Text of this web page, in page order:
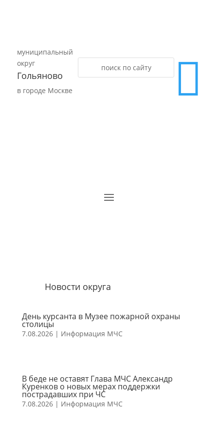
муниципальный
округ
Гольяново
в городе Москве 
Новости округа
День курсанта в Музее пожарной охраны
столицы
7.08.2026| Информация МЧС
В беде не оставят Глава МЧС Александр
Куренков о новых мерах поддержки
пострадавших при ЧС
7.08.2026| Информация МЧС